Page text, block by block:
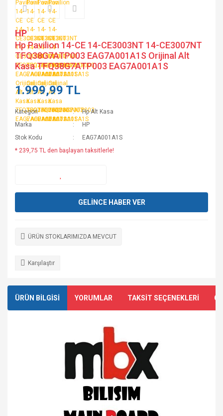
HP
Hp Pavilion 14-CE 14-CE3003NT 14-CE3007NT
TFQ38G7ATP003 EAG7A001A1S Orijinal Alt
Kasa TFQ38G7ATP003 EAG7A001A1S
1.999,99 TL
Kategori
Hp Alt Kasa
Marka
HP
Stok Kodu
EAG7A001A1S
* 239,75 TL den başlayan taksitlerle!
GELİNCE HABER VER
ÜRÜN STOKLARIMIZDA MEVCUT
Karşılaştır
ÜRÜN BİLGİSİ YORUMLAR TAKSİT SEÇENEKLERİ